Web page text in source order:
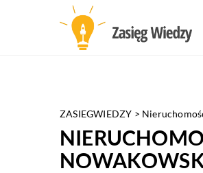
ZASIEGWIEDZY >